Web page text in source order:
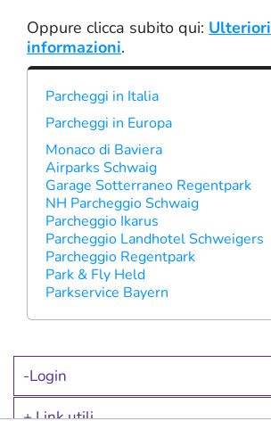
Oppure clicca subito qui: Ulteriori
informazioni.
Parcheggi in Italia
Parcheggi in Europa
Monaco di Baviera
Airparks Schwaig
Garage Sotterraneo Regentpark
NH Parcheggio Schwaig
Parcheggio Ikarus
Parcheggio Landhotel Schweigers
Parcheggio Regentpark
Park & Fly Held
Parkservice Bayern
Login
>Link utili